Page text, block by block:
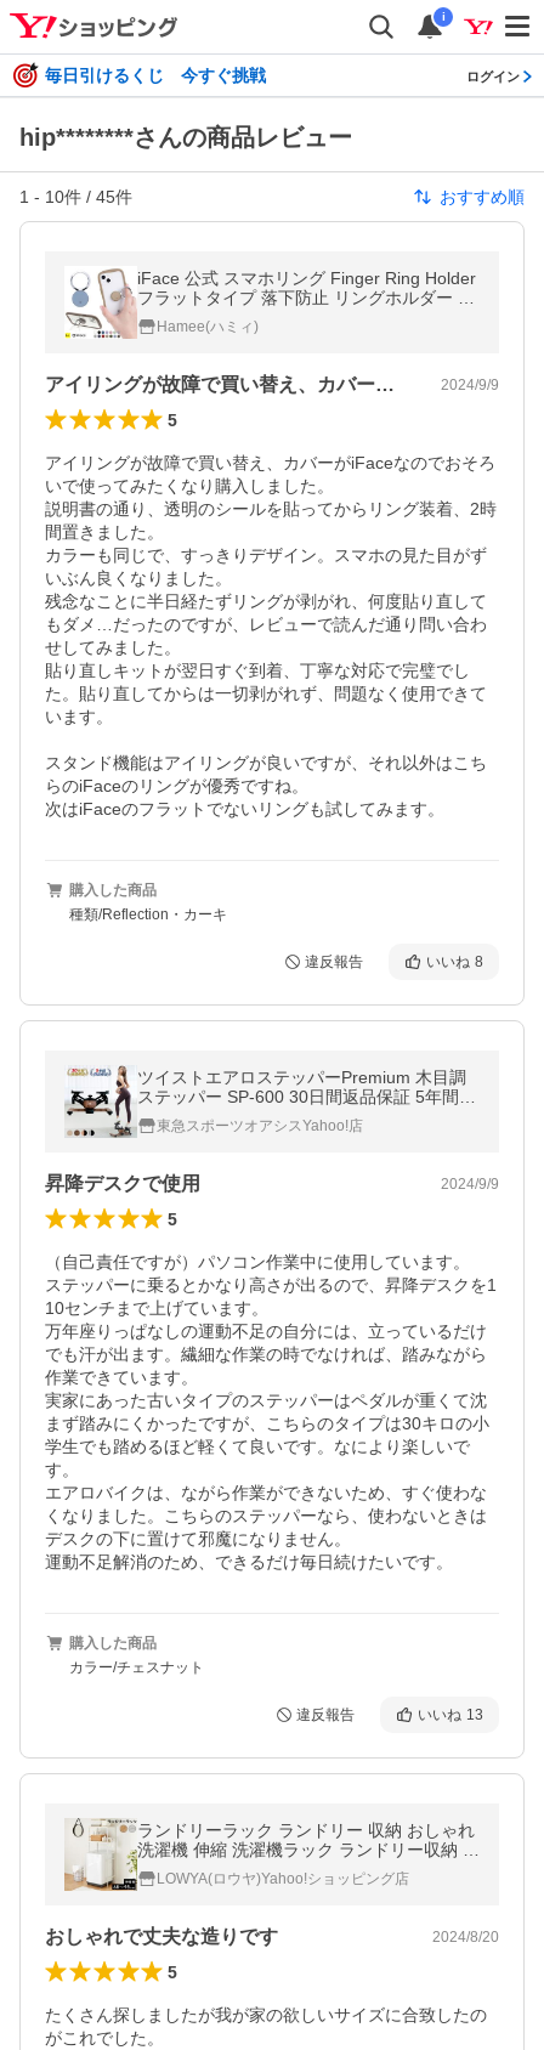
i
毎日引けるくじ 今すぐ挑戦 ログイン
hip********さんの商品レビュー
1 - 10件 / 45件 おすすめ順
iFace 公式 スマホリング Finger Ring Holder
フラットタイプ 落下防止 リングホルダー ス
マホスタンド リング アイフェイス おしゃれ
薄型 スマホ ストラップ
Hamee(ハミィ)
アイリングが故障で買い替え、カバーがi… 2024/9/9
5
アイリングが故障で買い替え、カバーがiFaceなのでおそろ
いで使ってみたくなり購入しました。
説明書の通り、透明のシールを貼ってからリング装着、2時
間置きました。
カラーも同じで、すっきりデザイン。スマホの見た目がず
いぶん良くなりました。
残念なことに半日経たずリングが剥がれ、何度貼り直して
もダメ…だったのですが、レビューで読んだ通り問い合わ
せしてみました。
貼り直しキットが翌日すぐ到着、丁寧な対応で完璧でし
た。貼り直してからは一切剥がれず、問題なく使用できて
います。
スタンド機能はアイリングが良いですが、それ以外はこち
らのiFaceのリングが優秀ですね。
次はiFaceのフラットでないリングも試してみます。
購入した商品
種類/Reflection・カーキ
違反報告 いいね 8
ツイストエアロステッパーPremium 木目調
ステッパー SP-600 30日間返品保証 5年間商
品保証
東急スポーツオアシスYahoo!店
昇降デスクで使用 2024/9/9
5
（自己責任ですが）パソコン作業中に使用しています。
ステッパーに乗るとかなり高さが出るので、昇降デスクを1
10センチまで上げています。
万年座りっぱなしの運動不足の自分には、立っているだけ
でも汗が出ます。繊細な作業の時でなければ、踏みながら
作業できています。
実家にあった古いタイプのステッパーはペダルが重くて沈
まず踏みにくかったですが、こちらのタイプは30キロの小
学生でも踏めるほど軽くて良いです。なにより楽しいで
す。
エアロバイクは、ながら作業ができないため、すぐ使わな
くなりました。こちらのステッパーなら、使わないときは
デスクの下に置けて邪魔になりません。
購入した商品
カラー/チェスナット
違反報告 いいね 13
ランドリーラック ランドリー 収納 おしゃれ
洗濯機 伸縮 洗濯機ラック ランドリー収納 洗
濯機収納 サニタリー収納 ロウヤ
LOWYA(ロウヤ)Yahoo!ショッピング店
おしゃれで丈夫な造りです 2024/8/20
5
たくさん探しましたが我が家の欲しいサイズに合致したの
がこれでした。